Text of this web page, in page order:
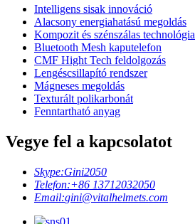
Intelligens sisak innováció
Alacsony energiahatású megoldás
Kompozit és szénszálas technológia
Bluetooth Mesh kaputelefon
CMF Hight Tech feldolgozás
Lengéscsillapító rendszer
Mágneses megoldás
Texturált polikarbonát
Fenntartható anyag
Vegye fel a kapcsolatot
Skype:Gini2050
Telefon:+86 13712032050
Email:gini@vitalhelmets.com